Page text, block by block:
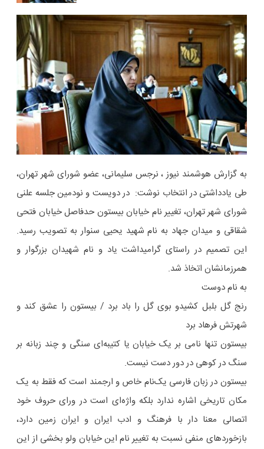
به گزارش هوشمند نیوز ، نرجس سلیمانی، عضو شورای شهر تهران،
طی یادداشتی در انتخاب نوشت: در دویست و نودمین جلسه علنی
شورای شهر تهران، تغییر نام خیابان بیستون حدفاصل خیابان فتحی
شقاقی و میدان جهاد به نام شهید یحیی سنوار به تصویب رسید.
این تصمیم در راستای گرامیداشت یاد و نام شهیدان بزرگوار و
همرزمانشان اتخاذ شد.
به نام دوست
رنج گل بلبل کشیدو بوی گل را باد برد / بیستون را عشق کند و
شهرتش فرهاد برد
بیستون تنها نامی بر یک خیابان یا کتیبه‌ای سنگی و چند زبانه بر
سنگ در کوهی در دور دست نیست.
بیستون در زبان فارسی یک‌نام خاص و ارجمند است که فقط به یک
مکان تاریخی اشاره ندارد بلکه واژه‌ای است در ورای حروف خود
اتصالی معنا دار با فرهنگ و ادب ایران و ایران زمین دارد،
بازخوردهای منفی نسبت به تغییر نام این خیابان ولو بخشی از این